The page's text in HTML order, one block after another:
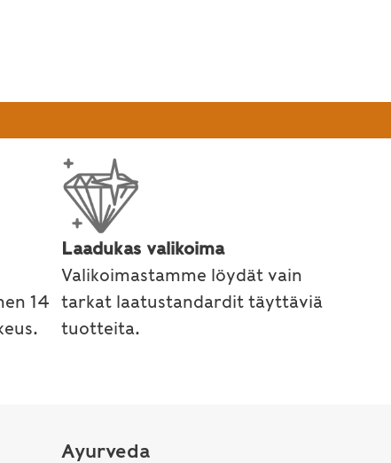
14
Laadukas valikoima
Valikoimastamme löydät vain
tarkat laatustandardit täyttäviä
tuotteita.
Ayurveda